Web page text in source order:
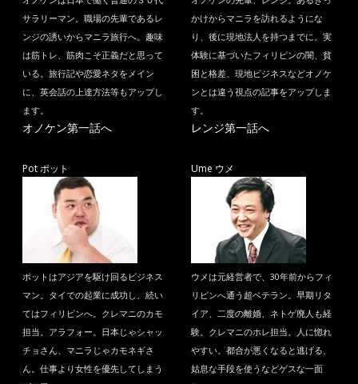
サラリーマン。職場の先輩であるレ
ンジの誘いからマニラ旅行へ。趣味
は筋トレ、筋肉こそ正義だと思って
いる。旅行記や恋愛ネタをメイン
に、英会話の上達方法等もアップし
ます。
オノケン第一話へ
かけからマニラを訪れるようにな
り、後に現地法人を持つまでに。実
体験に基づいたフィリピンの闇、貧
困と格差、現地ビジネスなどオノケ
ンとは違う視点の記事をアップしま
す。
レンジ第一話へ
Pot ポット
ポットはアジアを駆け回るビジネス
マン。タイでの起業に成功し、続い
てはフィリピンへ。クレマニのカモ
担当。アラフォー。日本じゃシャッ
チョさん、マニラじゃカモネギさ
ん。仕事より女性を優先してしまう
Ume ウメ
ウメは元経営者で、30年前からフィ
リピンへ通う超ベテラン。早期リタ
イア、二度の離婚、ネトゲ廃人も経
験。クレマニのホレ担当。人に惚れ
やすい。都合が悪くなると逃げる、
姑息な手段を使うなどゲスな一面